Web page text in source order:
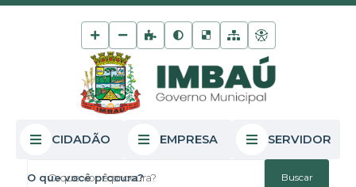
O que você procura?
CIDADÃO EMPRESA SERVIDOR